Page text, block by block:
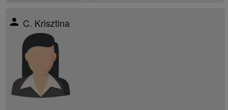
person C. Krisztina